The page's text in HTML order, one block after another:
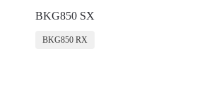
BKG850 SX
BKG850 RX